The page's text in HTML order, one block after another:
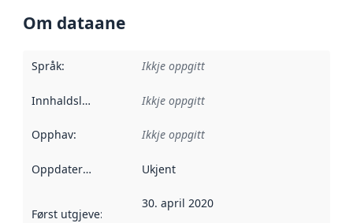
Om dataane
Språk: Ikkje oppgitt
Innhaldsleverandørar :
Ikkje oppgitt
Opphav: Ikkje oppgitt
Oppdateringsfrekvens :
Ukjent
Først utgjeve: Denne datoen seier når dataa i dette
30. april 2020